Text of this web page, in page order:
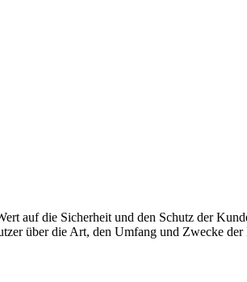
auf die Sicherheit und den Schutz der
über die Art, den Umfang und Zwecke